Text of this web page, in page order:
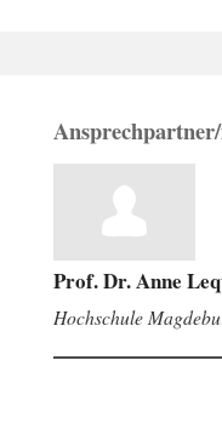
Prof. Dr. Anne
Hochschule